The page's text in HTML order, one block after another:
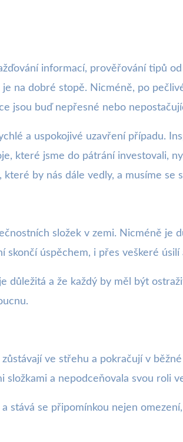
informací, prověřování tipů
na dobré stopě. Nicméně, po
jsou buď nepřesné nebo
a uspokojivé uzavření případu.
které jsme do pátrání investovali,
by nás dále vedly, a musíme se
složek v zemi. Nicméně je
úspěchem, i přes veškeré úsilí
důležitá a že každý by měl být
ve střehu a pokračují v
a nepodceňovala svou roli
stává se připomínkou nejen